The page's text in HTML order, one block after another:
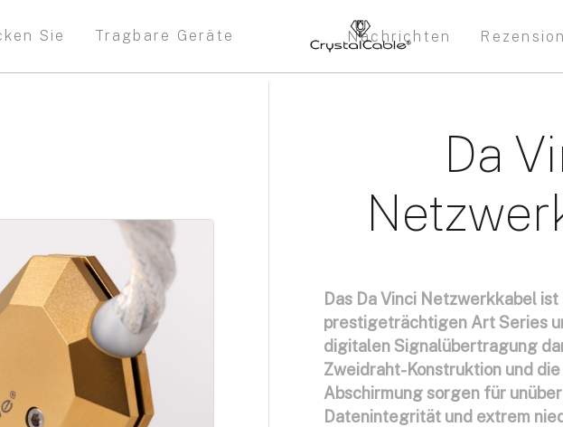
Sie Tragbare Geräte Nachrichten
Da
Das Da Vinci Netzwerkkabel
prestigeträchtigen Art Series
digitalen Signalübertragung
Zweidraht-Konstruktion und
Abschirmung sorgen für
Datenintegrität und extrem